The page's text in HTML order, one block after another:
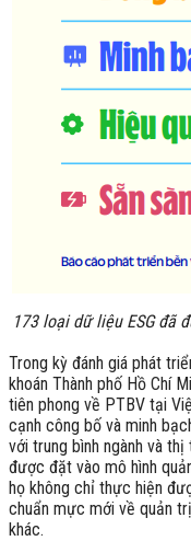
173 loại dữ liệu ESG đã
Trong kỳ đánh giá phát
khoán Thành phố Hồ Chí
tiên phong về PTBV tại
cạnh công bố và minh
với trung bình ngành và
được đặt vào mô hình
họ không chỉ thực hiện
chuẩn mực mới về quản
khác.